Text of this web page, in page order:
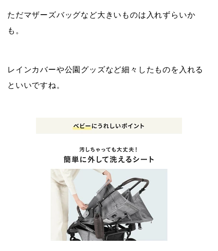
ただマザーズバッグなど大きいものは入れずらいか
も。
レインカバーや公園グッズなど細々したものを入れる
といいですね。